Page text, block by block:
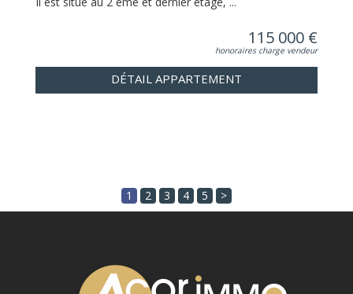
115 000 €
honoraires charge vendeur
DÉTAIL APPARTEMENT
1 2 3 4 5 >